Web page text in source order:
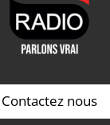
Contactez nous